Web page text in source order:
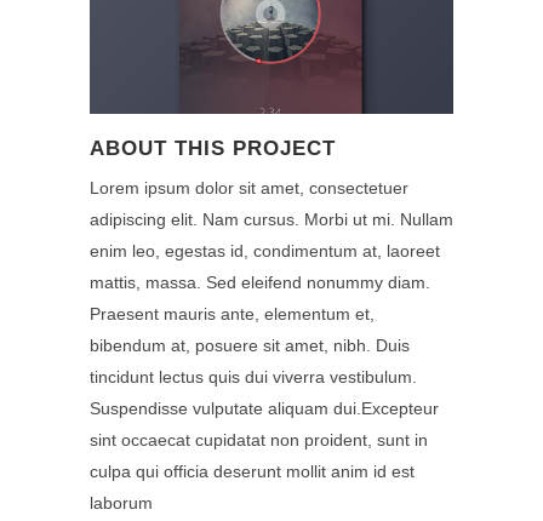
ABOUT THIS PROJECT
Lorem ipsum dolor sit amet, consectetuer
adipiscing elit. Nam cursus. Morbi ut mi. Nullam
enim leo, egestas id, condimentum at, laoreet
mattis, massa. Sed eleifend nonummy diam.
Praesent mauris ante, elementum et,
bibendum at, posuere sit amet, nibh. Duis
tincidunt lectus quis dui viverra vestibulum.
Suspendisse vulputate aliquam dui.Excepteur
sint occaecat cupidatat non proident, sunt in
culpa qui officia deserunt mollit anim id est
laborum